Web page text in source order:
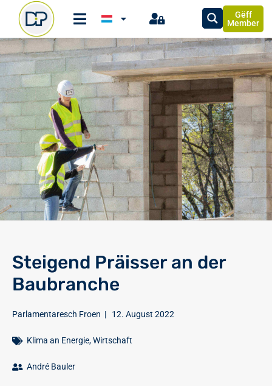
Gëff
Member
Steigend Präisser an der
Baubranche
Parlamentaresch Froen | 12. August 2022
Klima an Energie,Wirtschaft
André Bauler